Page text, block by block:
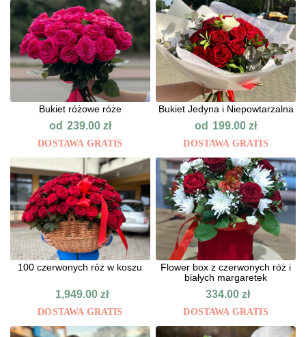
Bukiet różowe róże
od 239.00 zł
DOSTAWA GRATIS
Bukiet Jedyna i Niepowtarzalna
od 199.00zł
DOSTAWA GRATIS
100 czerwonych róż w koszu
1,949.00zł
DOSTAWA GRATIS
Flower box z czerwonych róż i
białych margaretek
334.00zł
DOSTAWA GRATIS